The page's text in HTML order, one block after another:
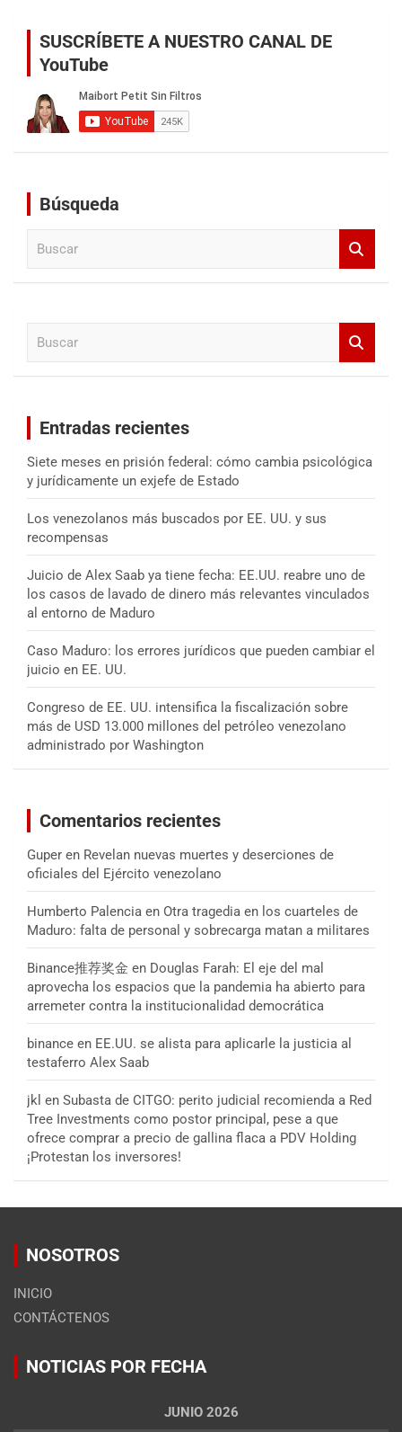
SUSCRÍBETE A NUESTRO CANAL DE
YouTube
Búsqueda
Entradas recientes
Siete meses en prisión federal: cómo cambia psicológica
y jurídicamente un exjefe de Estado
Los venezolanos más buscados por EE. UU. y sus
recompensas
Juicio de Alex Saab ya tiene fecha: EE.UU. reabre uno de
los casos de lavado de dinero más relevantes vinculados
al entorno de Maduro
Caso Maduro: los errores jurídicos que pueden cambiar el
juicio en EE. UU.
Congreso de EE. UU. intensifica la fiscalización sobre
más de USD 13.000 millones del petróleo venezolano
administrado por Washington
Comentarios recientes
Guper en Revelan nuevas muertes y deserciones de
oficiales del Ejército venezolano
Humberto Palencia en Otra tragedia en los cuarteles de
Maduro: falta de personal y sobrecarga matan a militares
Binance推荐奖金 en Douglas Farah: El eje del mal
aprovecha los espacios que la pandemia ha abierto para
arremeter contra la institucionalidad democrática
binance en EE.UU. se alista para aplicarle la justicia al
testaferro Alex Saab
jkl en Subasta de CITGO: perito judicial recomienda a Red
Tree Investments como postor principal, pese a que
ofrece comprar a precio de gallina flaca a PDV Holding
¡Protestan los inversores!
NOSOTROS
INICIO
CONTÁCTENOS
NOTICIAS POR FECHA
JUNIO 2026